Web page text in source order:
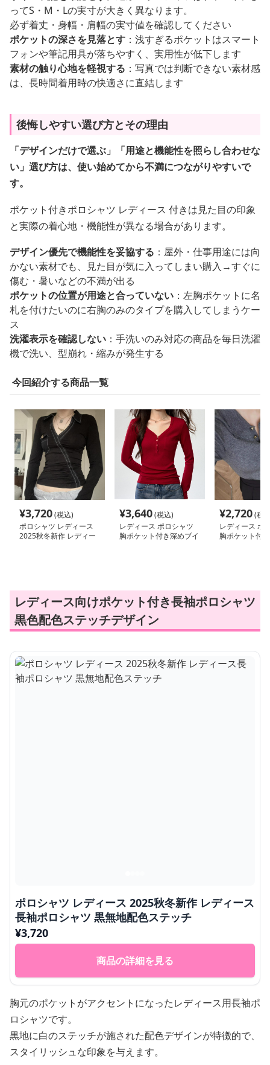
ってS・M・Lの実寸が大きく異なります。
必ず着丈・身幅・肩幅の実寸値を確認してください
ポケットの深さを見落とす ：浅すぎるポケットはスマート
フォンや筆記用具が落ちやすく、実用性が低下します
素材の触り心地を軽視する ：写真では判断できない素材感
は、長時間着用時の快適さに直結します
後悔しやすい選び方とその理由
「デザインだけで選ぶ」「用途と機能性を照らし合わせな
い」選び方は、使い始めてから不満につながりやすいで
す。
ポケット付きポロシャツ レディース 付きは見た目の印象
と実際の着心地・機能性が異なる場合があります。
デザイン優先で機能性を妥協する ：屋外・仕事用途には向
かない素材でも、見た目が気に入ってしまい購入→すぐに
傷む・暑いなどの不満が出る
ポケットの位置が用途と合っていない ：左胸ポケットに名
札を付けたいのに右胸のみのタイプを購入してしまうケー
ス
洗濯表示を確認しない ：手洗いのみ対応の商品を毎日洗濯
機で洗い、型崩れ・縮みが発生する
今回紹介する商品一覧
¥3,720(税込)
ポロシャツ レディース
2025秋冬新作 レディー
¥3,640(税込)
レディース ポロシャツ
胸ポケット付き深めブイ
¥2,720(税
レディース ポ
胸ポケット付
レディース向けポケット付き長袖ポロシャツ
黒色配色ステッチデザイン
ポロシャツ レディース 2025秋冬新作 レディース
長袖ポロシャツ 黒無地配色ステッチ
¥3,720
商品の詳細を見る
胸元のポケットがアクセントになったレディース用長袖ポ
ロシャツです。
黒地に白のステッチが施された配色デザインが特徴的で、
スタイリッシュな印象を与えます。